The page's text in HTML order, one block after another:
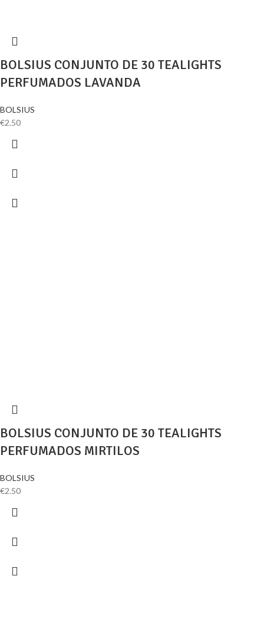
BOLSIUS CONJUNTO DE 30 TEALIGHTS
PERFUMADOS LAVANDA
BOLSIUS
€2.50
BOLSIUS CONJUNTO DE 30 TEALIGHTS
PERFUMADOS MIRTILOS
BOLSIUS
€2.50